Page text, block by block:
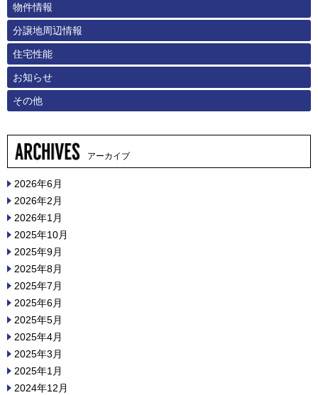
物件情報
分譲地周辺情報
住宅性能
お知らせ
その他
アーカイブ
2026年6月
2026年2月
2026年1月
2025年10月
2025年9月
2025年8月
2025年7月
2025年6月
2025年5月
2025年4月
2025年3月
2025年1月
2024年12月